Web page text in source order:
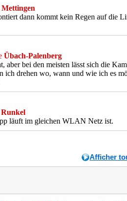
Mettingen
dann kommt kein Regen auf die
Übach-Palenberg
aber bei den meisten lässt sich die
ich drehen wo, wann und wie ich es
Runkel
läuft im gleichen WLAN Netz ist.
Afficher